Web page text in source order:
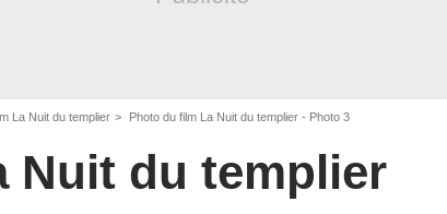
La Nuit du templier Photo du film La Nuit du templier - Photo 3
Nuit du templier